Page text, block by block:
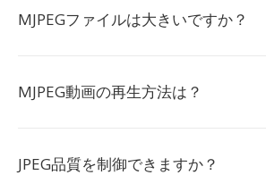
MJPEGファイルは大きいですか？
MJPEG動画の再生方法は？
JPEG品質を制御できますか？